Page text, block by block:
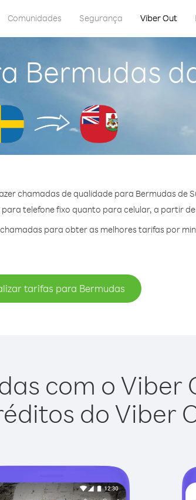
Comunidades Segurança Viber Out
Bermudas
chamadas de qualidade para Bermudas de
telefone fixo quanto para celular, a partir
para obter as melhores tarifas por
tarifas para Bermudas
com o Viber
do Viber